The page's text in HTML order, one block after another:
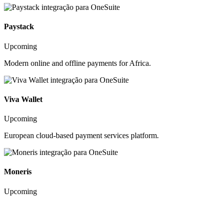
Paystack
Upcoming
Modern online and offline payments for Africa.
Viva Wallet
Upcoming
European cloud-based payment services platform.
Moneris
Upcoming